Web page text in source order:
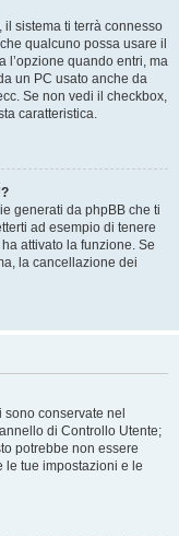
sistema ti terrà connesso
qualcuno possa usare il
l’opzione quando entri, ma
un PC usato anche da
Se non vedi il checkbox,
caratteristica.
generati da phpBB che ti
ad esempio di tenere
attivato la funzione. Se
la cancellazione dei
conservate nel
di Controllo Utente;
potrebbe non essere
le tue impostazioni e le